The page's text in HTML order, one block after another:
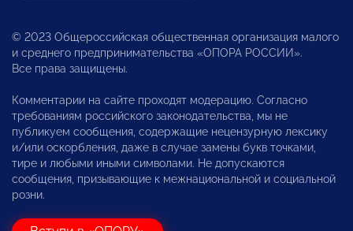
© 2023 Общероссийская общественная организация малого
и среднего предпринимательства «ОПОРА РОССИИ».
Все права защищены.
Комментарии на сайте проходят модерацию. Согласно
требованиям российского законодательства, мы не
публикуем сообщения, содержащие нецензурную лексику
и/или оскорбления, даже в случае замены букв точками,
тире и любыми иными символами. Не допускаются
сообщения, призывающие к межнациональной и социальной
розни.